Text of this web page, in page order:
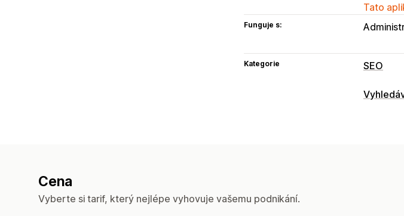
Tato
Funguje s:
Kategorie SEO
Nástroje
Cena
Vyberte si tarif, který nejlépe vyhovuje vašemu podnikání.